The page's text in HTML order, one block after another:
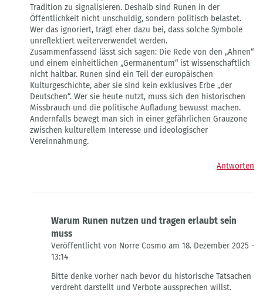
Tradition zu signalisieren. Deshalb sind Runen in der
Öffentlichkeit nicht unschuldig, sondern politisch belastet.
Wer das ignoriert, trägt eher dazu bei, dass solche Symbole
unreflektiert weiterverwendet werden.
Zusammenfassend lässt sich sagen: Die Rede von den „Ahnen“
und einem einheitlichen „Germanentum“ ist wissenschaftlich
nicht haltbar. Runen sind ein Teil der europäischen
Kulturgeschichte, aber sie sind kein exklusives Erbe „der
Deutschen“. Wer sie heute nutzt, muss sich den historischen
Missbrauch und die politische Aufladung bewusst machen.
Andernfalls bewegt man sich in einer gefährlichen Grauzone
zwischen kulturellem Interesse und ideologischer
Vereinnahmung.
Antworten
Warum Runen nutzen und tragen erlaubt sein
muss
Veröffentlicht von Norre Cosmo am 18. Dezember 2025 -
13:14
auf
Bitte
Bitte denke vorher nach bevor du historische Tatsachen
verdreht darstellt und Verbote aussprechen willst.